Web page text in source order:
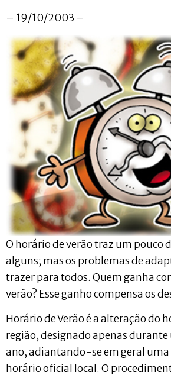
– 19/10/2003 –
O horário de verão traz um pouco
alguns; mas os problemas de
trazer para todos. Quem ganha
verão? Esse ganho compensa os
Horário de Verão é a alteração do
região, designado apenas
ano, adiantando-se em geral uma
horário oficial local. O